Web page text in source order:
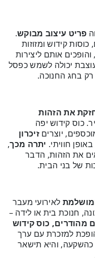
פריט עיצוב מבוקש.
קידוש ומזוזות
אותם ליצירות
יכולה לשמש כפסל
בחג החנוכה.
את הזהות
כוס קידוש יפה
יוצרים זיכרון
חוויתי. יתרה מכך,
את הזהות, הדבר
של בני הבית.
לאירועי מעבר
חנוכת בית או לידה –
מהודרים, כוס קידוש
למזכרת עם ערך
והיא תישאר